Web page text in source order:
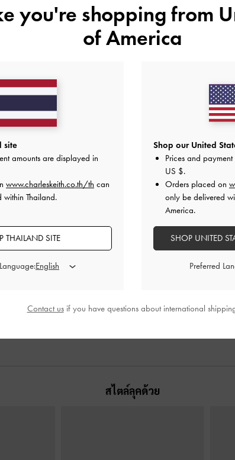
คุณอาจจะชอบสินค้านี้
วิลท์ประดับโซ่
พิงค์
กระเป๋าทรงถังที่ปิดแบบเชือกรูดรุ่น
กระเ
แบบ
สไตล์ลุคด้วย
you're shopping from
of America
site
amounts are displayed in
www.charleskeith.co.th/th can
Thailand.
THAILAND SITE
Shop our United
Prices and
US $.
Orders placed on
only be delivered
America.
SHOP UNITED
Preferred
Contact usif you have questions about international